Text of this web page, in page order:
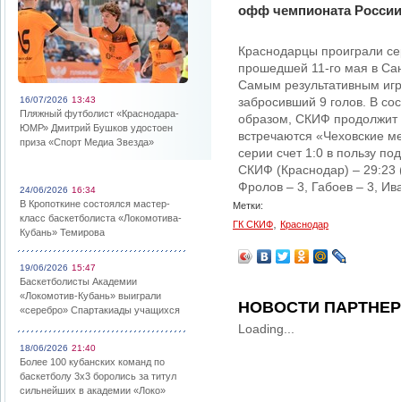
16/07/2026 13:43
Пляжный футболист «Краснодара-
ЮМР» Дмитрий Бушков удостоен
приза «Спорт Медиа Звезда»
24/06/2026 16:34
В Кропоткине состоялся мастер-
класс баскетболиста «Локомотива-
Кубань» Темирова
19/06/2026 15:47
Баскетболисты Академии
«Локомотив-Кубань» выиграли
«серебро» Спартакиады учащихся
18/06/2026 21:40
Более 100 кубанских команд по
баскетболу 3х3 боролись за титул
сильнейших в академии «Локо»
офф чемпионата
Краснодарцы проиграли
прошедшей 11-го мая в
Самым результативным
забросивший 9 голов. В
образом, СКИФ продолжит
встречаются «Чеховские
серии счет 1:0 в пользу
СКИФ (Краснодар) – 29:23
Фролов – 3, Габоев – 3,
Метки:
ГК СКИФ
Краснодар
НОВОСТИ
Loading...